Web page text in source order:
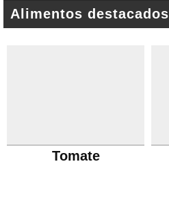
Alimentos destacados
Tomate